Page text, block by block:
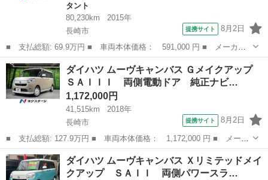
タント
80,230km
2015年
長崎市
提携サイト 8月2日
■ 支払総額: 69.9万円 ■ 車両本体価格： 591,000 円 ■ メーカー
名： ダイハツ ■ 車種名： タント ■ グレード名： カスタム
Ｘ トップエディションＳＡ 両側電動ドア 衝突被害軽減システ
ム 禁煙車 ハー...
長崎 長崎市 タント
ダイハツ ムーヴキャンバス Ｇメイクアップ
ＳＡＩＩＩ 両側電動ドア 純正ナビ…
1,172,000円
41,515km
2018年
長崎市
提携サイト 8月2日
■ 支払総額: 127.9万円 ■ 車両本体価格： 1,172,000 円 ■ メーカ
ー名： ダイハツ ■ 車種名： ムーヴキャンバス ■ グレード
名： Ｇメイクアップ ＳＡＩＩＩ 両側電動ドア 純正ナビ バッ
クカメラ 衝...
長崎 長崎市 ダイハツ
ダイハツ ムーヴキャンバス Ｘリミテッドメイ
クアップ ＳＡＩＩ 両側パワースラ…